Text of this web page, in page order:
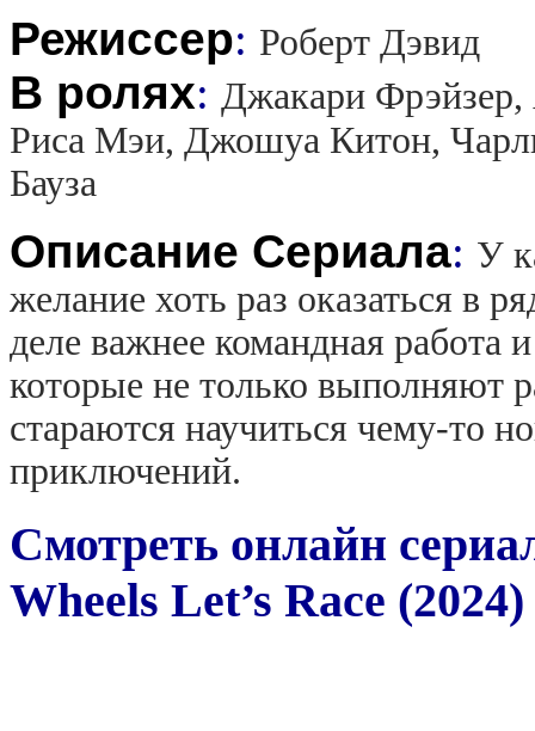
Режиссер: Роберт Дэвид
В ролях: Джакари
Риса Мэи, Джошуа Китон,
Бауза
Описание Сериала: У
желание хоть раз оказаться в
деле важнее командная работа
которые не только выполняют
стараются научиться чему-то
приключений.
Смотреть онлайн
Wheels Let’s Race (2024)